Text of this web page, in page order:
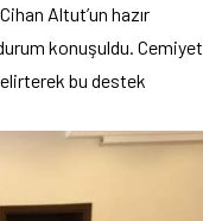
Altut’un hazır
konuşuldu. Cemiyet
bu destek